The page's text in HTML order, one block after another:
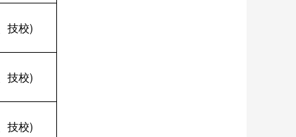
技校)
技校)
技校)